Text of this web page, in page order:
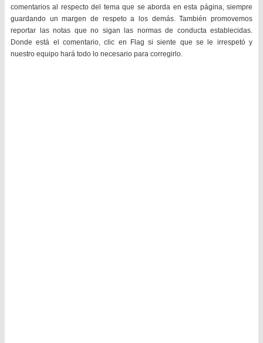
comentarios al respecto del tema que se aborda en esta página, siempre
guardando un margen de respeto a los demás. También promovemos
reportar las notas que no sigan las normas de conducta establecidas.
Donde está el comentario, clic en Flag si siente que se le irrespetó y
nuestro equipo hará todo lo necesario para corregirlo.